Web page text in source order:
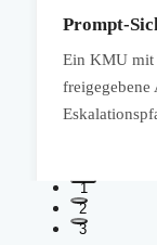
Prompt-
Ein KMU mit
freigegebene
1
2
3